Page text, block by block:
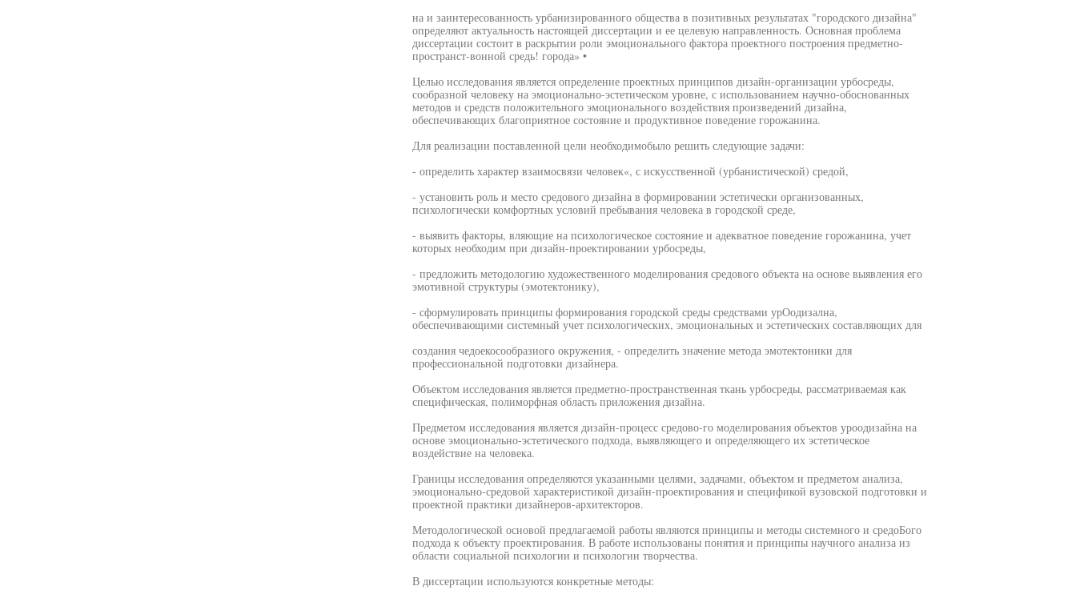
на и заинтересованность урбанизированного общества в позитивных результатах "городского дизайна"
определяют актуальность настоящей диссертации и ее целевую направленность. Основная проблема
диссертации состоит в раскрытии роли эмоционального фактора проектного построения предметно-
пространст-вонной средь! города» •
Целью исследования является определение проектных принципов дизайн-организации урбосреды,
сообразной человеку на эмоционально-эстетическом уровне, с использованием научно-обоснованных
методов и средств положительного эмоционального воздействия произведений дизайна,
обеспечивающих благоприятное состояние и продуктивное поведение горожанина.
Для реализации поставленной цели необходимобыло решить следующие задачи:
- определить характер взаимосвязи человек«, с искусственной (урбанистической) средой,
- установить роль и место средового дизайна в формировании эстетически организованных,
психологически комфортных условий пребывания человека в городской среде,
- выявить факторы, вляющие на психологическое состояние и адекватное поведение горожанина, учет
которых необходим при дизайн-проектировании урбосреды,
- предложить методологию художественного моделирования средового объекта на основе выявления его
эмотивной структуры (эмотектонику),
- сформулировать принципы формирования городской среды средствами урОодизална,
обеспечивающими системный учет психологических, эмоциональных и эстетических составляющих для
создания чедоекосообразиого окружения, - определить значение метода эмотектоники для
профессиональной подготовки дизайнера.
Объектом исследования является предметно-пространственная ткань урбосреды, рассматриваемая как
специфическая, полиморфная область приложения дизайна.
Предметом исследования является дизайн-процесс средово-го моделирования объектов уроодизайна на
основе эмоционально-эстетического подхода, выявляющего и определяющего их эстетическое
воздействие на человека.
Границы исследования определяются указанными целями, задачами, объектом и предметом анализа,
эмоционально-средовой характеристикой дизайн-проектирования и спецификой вузовской подготовки и
проектной практики дизайнеров-архитекторов.
Методологической основой предлагаемой работы являются принципы и методы системного и средоБого
подхода к объекту проектирования. В работе использованы понятия и принципы научного анализа из
области социальной психологии и психологии творчества.
В диссертации используются конкретные методы: